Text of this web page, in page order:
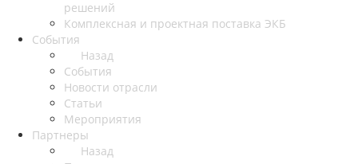
решений
Комплексная и проектная поставка ЭКБ
События
Назад
События
Новости отрасли
Статьи
Мероприятия
Партнеры
Назад